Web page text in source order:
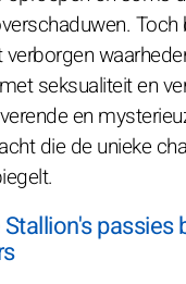
seksualiteit en
en
die de unieke
passies